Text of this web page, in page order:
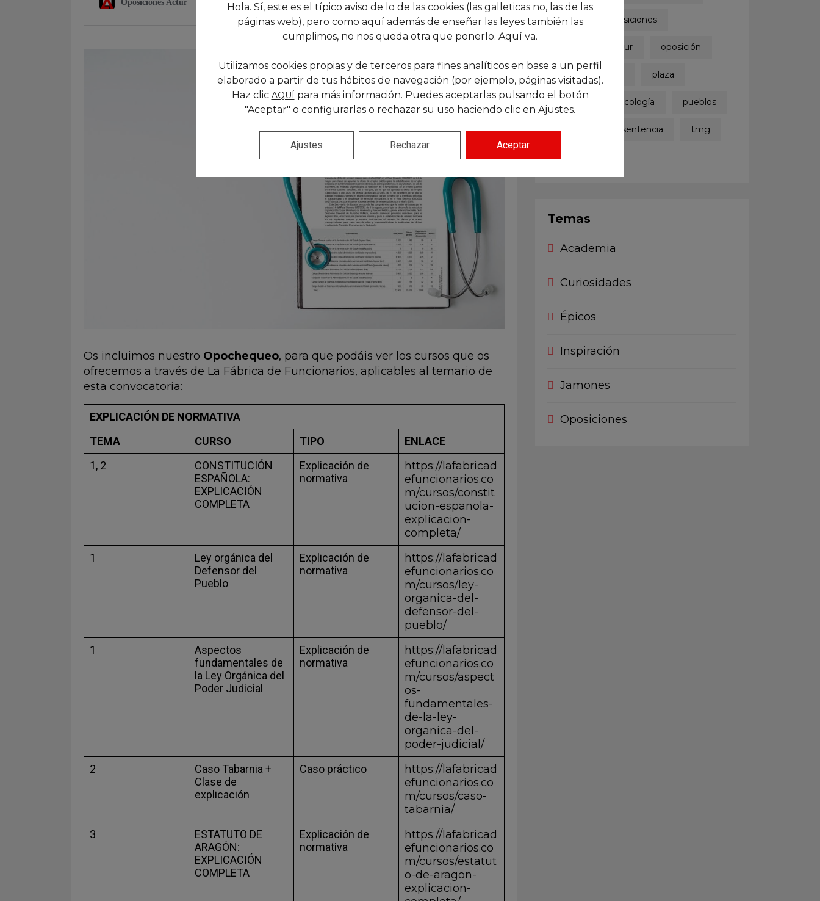
Os incluimos nuestro Opochequeo, para que podáis ver los cursos que os
ofrecemos a través de La Fábrica de Funcionarios, aplicables al temario de
esta convocatoria:
EXPLICACIÓN DE NORMATIVA
TEMA
CURSO TIPO
ENLACE
1, 2
CONSTITUCIÓN
ESPAÑOLA:
EXPLICACIÓN
COMPLETA
Explicación de
normativa
https://lafabricad
efuncionarios.co
m/cursos/constit
ucion-espanola-
explicacion-
completa/
1
Ley orgánica del
Defensor del
Pueblo
Explicación de
normativa
https://lafabricad
efuncionarios.co
m/cursos/ley-
organica-del-
defensor-del-
pueblo/
1
Aspectos
fundamentales de
la Ley Orgánica del
Poder Judicial
Explicación de
normativa
https://lafabricad
efuncionarios.co
m/cursos/aspect
os-
fundamentales-
de-la-ley-
organica-del-
poder-judicial/
2
Caso Tabarnia +
Clase de
explicación
Caso práctico
https://lafabricad
efuncionarios.co
m/cursos/caso-
tabarnia/
3
ESTATUTO DE
ARAGÓN:
EXPLICACIÓN
COMPLETA
Explicación de
normativa
https://lafabricad
efuncionarios.co
m/cursos/estatut
o-de-aragon-
explicacion-
opos oposiciones
oposiciones actur oposición
parte de guerra plaza
plazas psicología pueblos
puntitos sentencia tmg
zaragoza
Temas
Academia
Curiosidades
Épicos
Inspiración
Jamones
Oposiciones
Hola. Sí, este es el típico aviso de lo de las cookies (las galleticas no, las de las
páginas web), pero como aquí además de enseñar las leyes también las
cumplimos, no nos queda otra que ponerlo. Aquí va.
Utilizamos cookies propias y de terceros para fines analíticos en base a un perfil
elaborado a partir de tus hábitos de navegación (por ejemplo, páginas visitadas).
Haz clic AQUÍ para más información. Puedes aceptarlas pulsando el botón
"Aceptar" o configurarlas o rechazar su uso haciendo clic en Ajustes.
Aceptar
Rechazar
Ajustes